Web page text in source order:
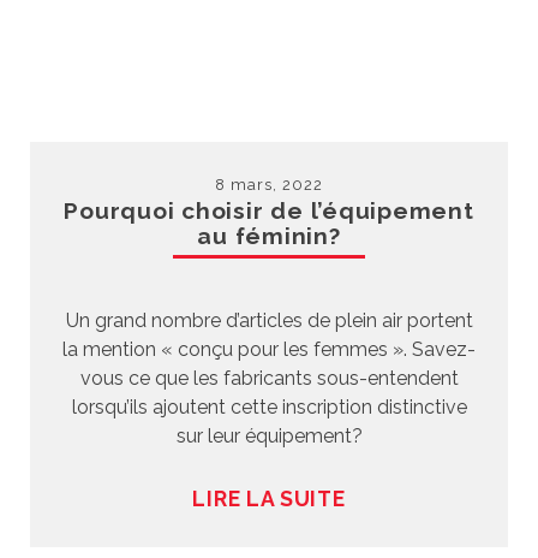
8 mars, 2022
Pourquoi choisir de l’équipement
au féminin?
Un grand nombre d’articles de plein air portent
la mention « conçu pour les femmes ». Savez-
vous ce que les fabricants sous-entendent
lorsqu’ils ajoutent cette inscription distinctive
sur leur équipement?
LIRE LA SUITE